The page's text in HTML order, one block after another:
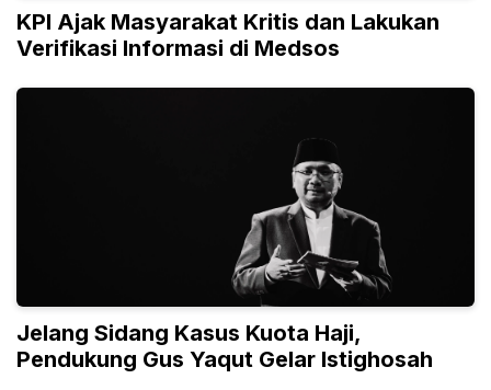
KPI Ajak Masyarakat Kritis dan Lakukan
Verifikasi Informasi di Medsos
Jelang Sidang Kasus Kuota Haji,
Pendukung Gus Yaqut Gelar Istighosah